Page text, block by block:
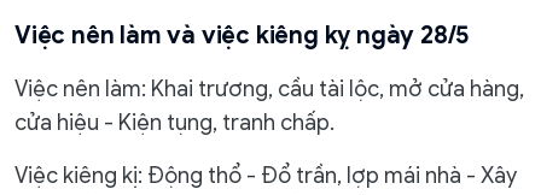
Việc nên làm và việc kiêng kỵ ngày 28/5
Việc nên làm: Khai trương, cầu tài lộc, mở cửa hàng,
cửa hiệu - Kiện tụng, tranh chấp.
Việc kiêng kị: Động thổ - Đổ trần, lợp mái nhà - Xây